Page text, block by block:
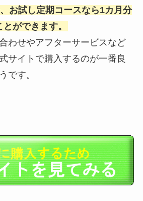
お試し定期コースなら1カ月分
ができます。
わせやアフターサービスなど
サイトで購入するのが一番良
です。